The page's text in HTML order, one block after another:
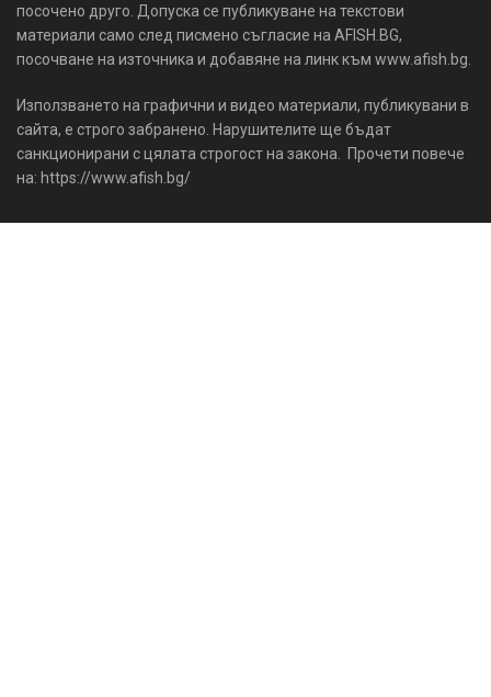
посочено друго. Допуска се публикуване на текстови
материали само след писмено съгласие на AFISH.BG,
посочване на източника и добавяне на линк към www.afish.bg.
Използването на графични и видео материали, публикувани в
сайта, е строго забранено. Нарушителите ще бъдат
санкционирани с цялата строгост на закона. Прочети повече
на: https://www.afish.bg/